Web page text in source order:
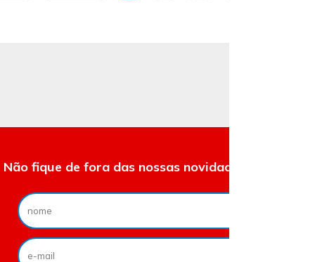
Não fique de fora das nossas novidades e ofertas.